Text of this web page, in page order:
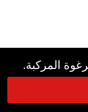
المركبة.